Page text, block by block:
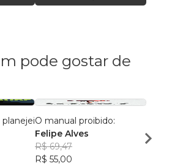
pode gostar de
O manual proibido:
Felipe Alves
R$ 69,47
R$ 55,00
R$